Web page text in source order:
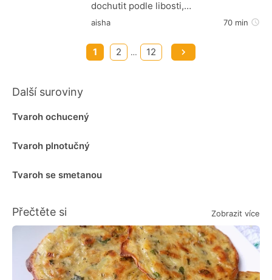
dochutit podle libosti,…
aisha 70 min
1 2 … 12
Další suroviny
Tvaroh ochucený
Tvaroh plnotučný
Tvaroh se smetanou
Přečtěte si Zobrazit více